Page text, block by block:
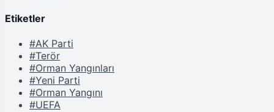
Etiketler
#AK Parti
#Terör
#Orman Yangınları
#Yeni Parti
#Orman Yangını
#UEFA